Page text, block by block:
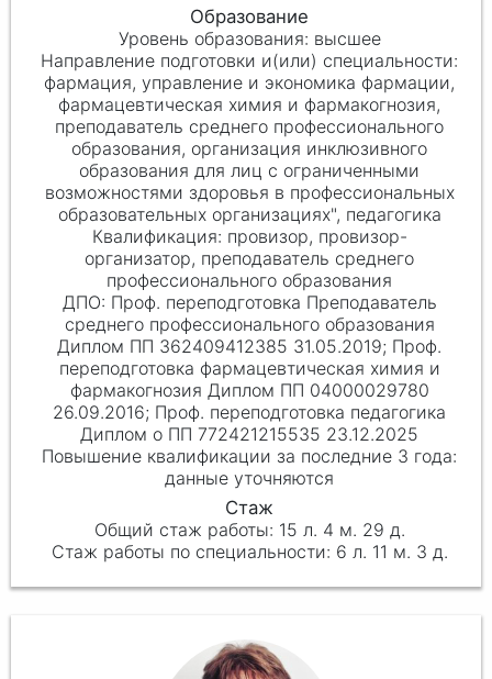
высшее
фармация, управление и экономика фармации,
фармацевтическая химия и фармакогнозия,
преподаватель среднего профессионального
образования, организация инклюзивного
образования для лиц с ограниченными
возможностями здоровья в профессиональных
образовательных организациях", педагогика
провизор, провизор-
организатор, преподаватель среднего
профессионального образования
Проф. переподготовка Преподаватель
среднего профессионального образования
Диплом ПП 362409412385 31.05.2019; Проф.
переподготовка фармацевтическая химия и
фармакогнозия Диплом ПП 04000029780
26.09.2016; Проф. переподготовка педагогика
Диплом о ПП 772421215535 23.12.2025
данные уточняются
15 л. 4 м. 29 д.
6 л. 11 м. 3 д.